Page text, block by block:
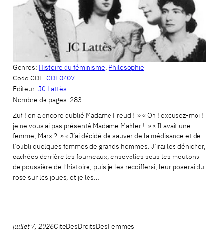
Genres: Histoire du féminisme, Philosophie
Code CDF: CDF0407
Editeur: JC Lattès
Nombre de pages: 283
Zut ! on a encore oublié Madame Freud ! » « Oh ! excusez-moi !
je ne vous ai pas présenté Madame Mahler ! » « Il avait une
femme, Marx ? » « J’ai décidé de sauver de la médisance et de
l’oubli quelques femmes de grands hommes. J’irai les dénicher,
cachées derrière les fourneaux, ensevelies sous les moutons
de poussière de l’histoire, puis je les recoifferai, leur poserai du
rose sur les joues, et je les…
juillet 7, 2026CiteDesDroitsDesFemmes